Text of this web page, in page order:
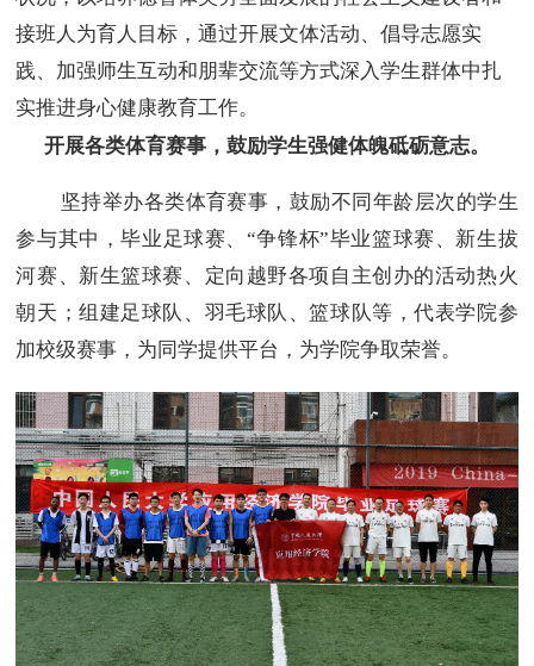
接班人为育人目标，通过开展文体活动、倡导志愿实
践、加强师生互动和朋辈交流等方式深入学生群体中扎
实推进身心健康教育工作。
开展各类体育赛事，鼓励学生强健体魄砥砺意志。
坚持举办各类体育赛事，鼓励不同年龄层次的学生
参与其中，毕业足球赛、“争锋杯”毕业篮球赛、新生拔
河赛、新生篮球赛、定向越野各项自主创办的活动热火
朝天；组建足球队、羽毛球队、篮球队等，代表学院参
加校级赛事，为同学提供平台，为学院争取荣誉。